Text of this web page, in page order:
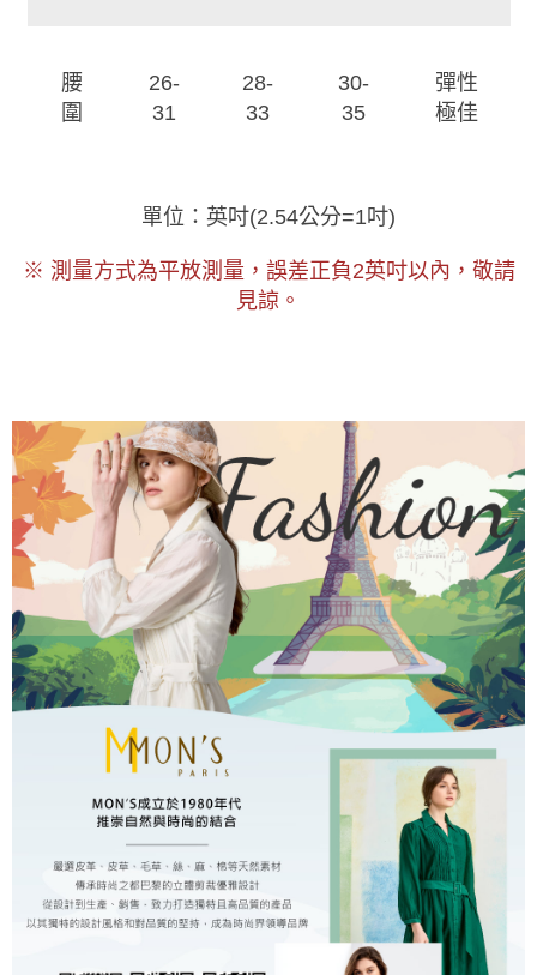
腰
圍
26-
31
28-
33
30-
35
彈性
極佳
單位：英吋(2.54公分=1吋)
※ 測量方式為平放測量，誤差正負2英吋以內，敬請
見諒。